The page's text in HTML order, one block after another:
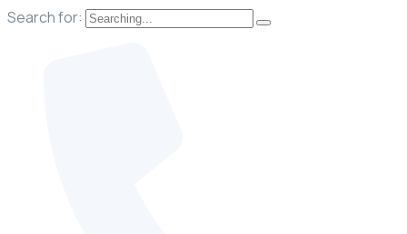
Search for: